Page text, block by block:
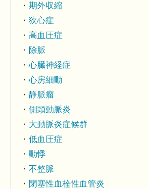
期外収縮
狭心症
高血圧症
除脈
心臓神経症
心房細動
静脈瘤
側頭動脈炎
大動脈炎症候群
低血圧症
動悸
不整脈
閉塞性血栓性血管炎